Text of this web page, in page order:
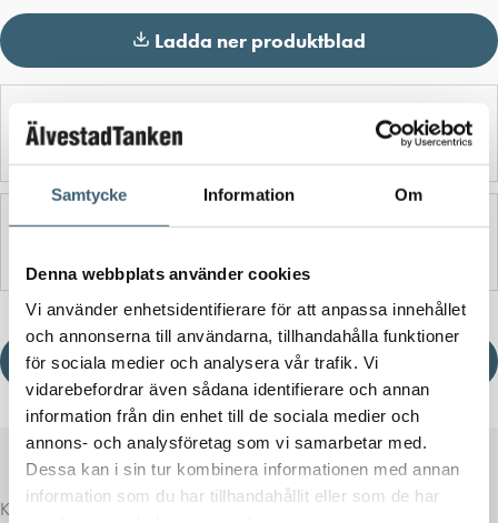
Samtycke Information Om
Denna webbplats använder cookies
Vi använder enhetsidentifierare för att anpassa innehållet
och annonserna till användarna, tillhandahålla funktioner
för sociala medier och analysera vår trafik. Vi
vidarebefordrar även sådana identifierare och annan
information från din enhet till de sociala medier och
annons- och analysföretag som vi samarbetar med.
Dessa kan i sin tur kombinera informationen med annan
information som du har tillhandahållit eller som de har
Ladda ner produktblad
Detaljerad beskrivning
Produktblad
Ladda ner produktblad
Komplettera med rätt tillval